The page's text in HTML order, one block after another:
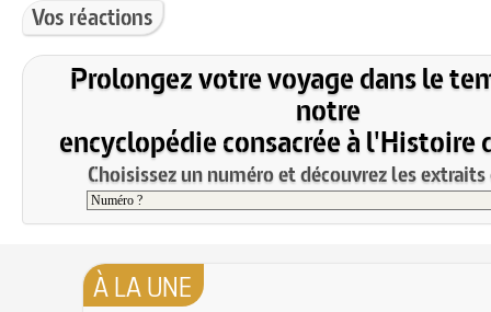
Vos réactions
Prolongez votre voyage dans le
notre
encyclopédie consacrée à l'Histoire
Choisissez un numéro et découvrez les
À LA UNE